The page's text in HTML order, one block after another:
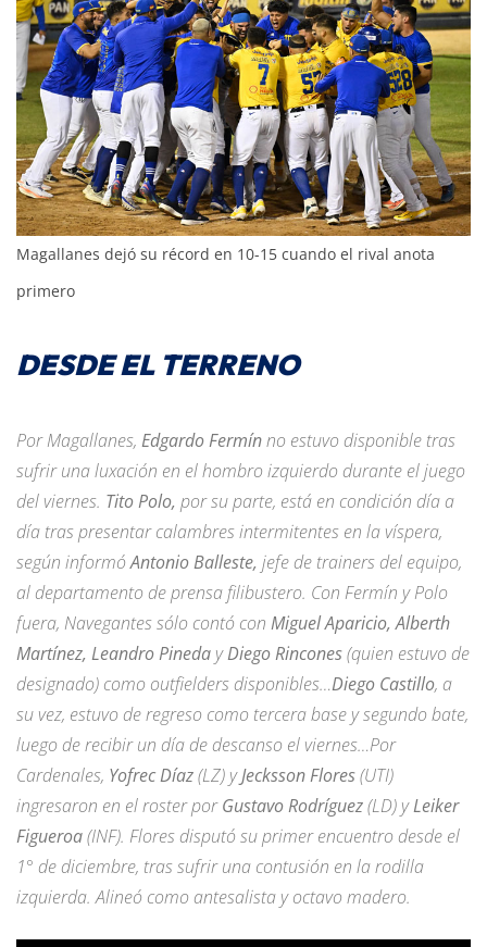
Magallanes dejó su récord en 10-15 cuando el rival anota
primero
DESDE EL TERRENO
Por Magallanes, Edgardo Fermínno estuvo disponible tras
sufrir una luxación en el hombro izquierdo durante el juego
del viernes. Tito Polo, por su parte, está en condición día a
día tras presentar calambres intermitentes en la víspera,
según informóAntonio Balleste, jefe de trainers del equipo,
al departamento de prensa filibustero. Con Fermín y Polo
fuera, Navegantes sólo contó con Miguel Aparicio, Alberth
Martínez, Leandro Pineda yDiego Rincones(quien estuvo de
designado) como outfielders disponibles…Diego Castillo, a
su vez, estuvo de regreso como tercera base y segundo bate,
luego de recibir un día de descanso el viernes…Por
Cardenales, Yofrec Díaz(LZ) yJecksson Flores(UTI)
ingresaron en el roster porGustavo Rodríguez(LD) yLeiker
Figueroa(INF). Flores disputó su primer encuentro desde el
1° de diciembre, tras sufrir una contusión en la rodilla
izquierda. Alineó como antesalista y octavo madero.